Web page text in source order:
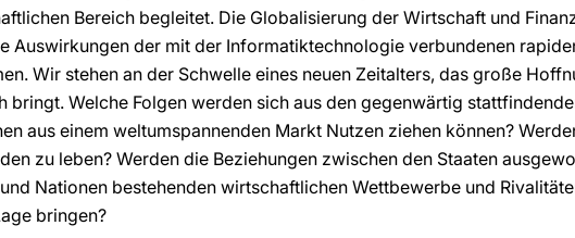
Bereich begleitet. Die Globalisierung der Wirtschaft und
Auswirkungen der mit der Informatiktechnologie verbundenen
Wir stehen an der Schwelle eines neuen Zeitalters, das große
bringt. Welche Folgen werden sich aus den gegenwärtig
aus einem weltumspannenden Markt Nutzen ziehen können?
zu leben? Werden die Beziehungen zwischen den Staaten
Nationen bestehenden wirtschaftlichen Wettbewerbe und
bringen?